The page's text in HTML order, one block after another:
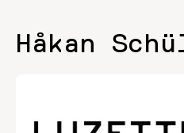
Håkan